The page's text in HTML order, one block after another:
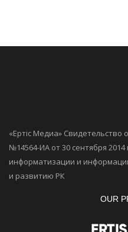
«Ертiс Медиа» Свидетельство
№14564-ИА от 30 сентября
информатизации и
и развитию РК
OUR